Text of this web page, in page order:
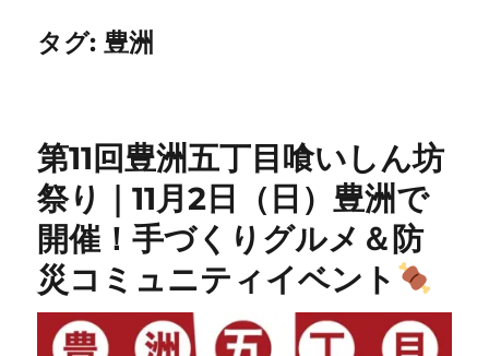
タグ:豊洲
第11回豊洲五丁目喰いしん坊
祭り｜11月2日（日）豊洲で
開催！手づくりグルメ＆防
災コミュニティイベント